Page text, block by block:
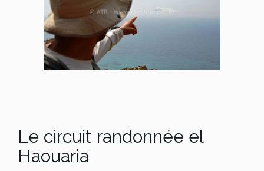
Le circuit randonnée el
Haouaria